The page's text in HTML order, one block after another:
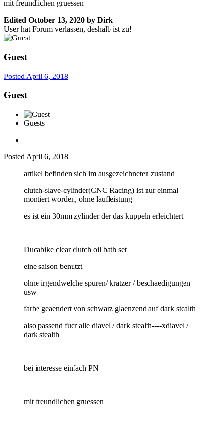
mit freundlichen gruessen
Edited October 13, 2020 by Dirk
User hat Forum verlassen, deshalb ist zu!
Guest
Posted April 6, 2018
Guest
Guests
Posted April 6, 2018
artikel befinden sich im ausgezeichneten zustand
clutch-slave-cylinder(CNC Racing) ist nur einmal
montiert worden, ohne laufleistung
es ist ein 30mm zylinder der das kuppeln erleichtert
Ducabike clear clutch oil bath set
eine saison benutzt
ohne irgendwelche spuren/ kratzer / beschaedigungen
usw.
farbe geaendert von schwarz glaenzend auf dark stealth
also passend fuer alle diavel / dark stealth----xdiavel /
dark stealth
bei interesse einfach PN
mit freundlichen gruessen